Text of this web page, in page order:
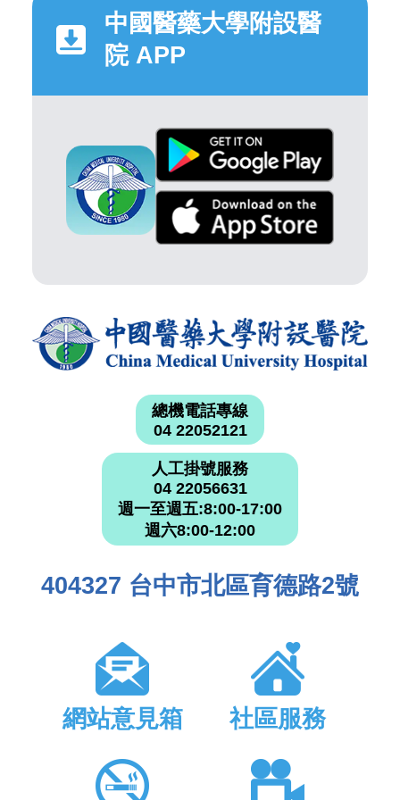
中國醫藥大學附設醫
院 APP
總機電話專線
04 22052121
人工掛號服務
04 22056631
週一至週五:8:00-17:00
週六8:00-12:00
404327 台中市北區育德路2號
網站意見箱 社區服務